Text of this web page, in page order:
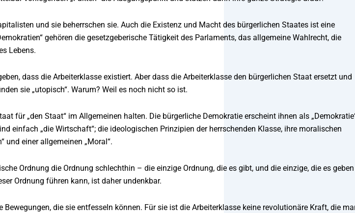
und sie beherrschen sie. Auch die Existenz und Macht des bürgerlichen Staates ist eine
gehören die gesetzgeberische Tätigkeit des Parlaments, das allgemeine Wahlrecht, die
Lebens.
dass die Arbeiterklasse existiert. Aber dass die Arbeiterklasse den bürgerlichen Staat ersetzt und
sie „utopisch“. Warum? Weil es noch nicht so ist.
für „den Staat“ im Allgemeinen halten. Die bürgerliche Demokratie erscheint ihnen als
einfach „die Wirtschaft“; die ideologischen Prinzipien der herrschenden Klasse, ihre moralischen
und einer allgemeinen „Moral“.
Ordnung die Ordnung schlechthin – die einzige Ordnung, die es gibt, und die einzige, die es geben
Ordnung führen kann, ist daher undenkbar.
die sie entfesseln können. Für sie ist die Arbeiterklasse keine revolutionäre Kraft, die